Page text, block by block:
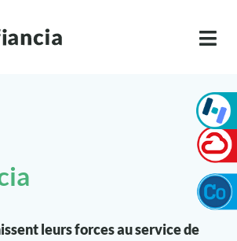
leurs forces au service de